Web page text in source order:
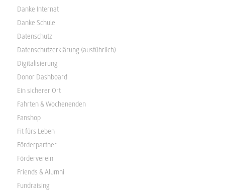
Danke Internat
Danke Schule
Datenschutz
Datenschutzerklärung (ausführlich)
Digitalisierung
Donor Dashboard
Ein sicherer Ort
Fahrten & Wochenenden
Fanshop
Fit fürs Leben
Förderpartner
Förderverein
Friends & Alumni
Fundraising